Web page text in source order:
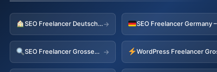
SEO Freelancer Deutschland→
SEO Freelancer Grossenhain →